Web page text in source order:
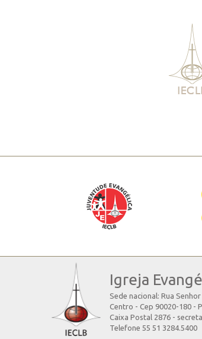
Igreja
Sede nacional: Rua
Centro - Cep 90020-180 -
Caixa Postal 2876 -
Telefone 55 51 3284.5400